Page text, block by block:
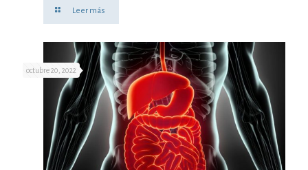
Leer más
octubre 20, 2022